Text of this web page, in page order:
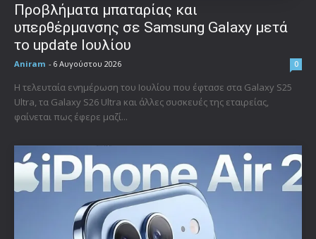
Προβλήματα μπαταρίας και
υπερθέρμανσης σε Samsung Galaxy μετά
το update Ιουλίου
Aniram - 6 Αυγούστου 2026 0
Η τελευταία ενημέρωση του Ιουλίου που έφτασε στα Galaxy S25
Ultra, τα Galaxy S26 Ultra και άλλες συσκευές της εταιρείας,
φαίνεται πως έφερε μαζί...